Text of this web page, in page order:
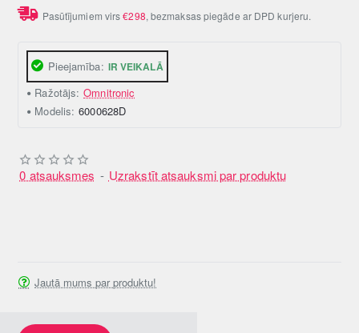
Pieejamība: IR VEIKALĀ
Ražotājs: Omnitronic
Modelis: 6000628D
0 atsauksmes - Uzrakstīt atsauksmi par produktu
Pasūtījumiem virs€298, bezmaksas piegāde ar DPD kurjeru.
Jautā mums par produktu!